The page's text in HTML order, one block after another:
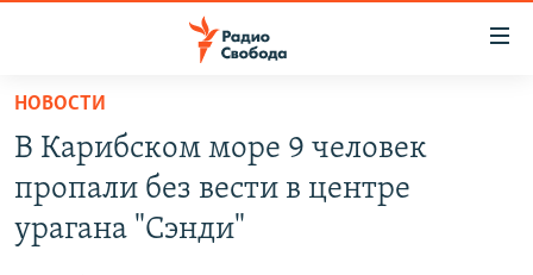
упрощенного
доступа
основному
ПРОГРАММЫ
ПОДКАСТЫ
АВТОРСКИЕ ПРОЕКТЫ
НОВОСТИ
В Карибском море 9 человек
пропали без вести в центре
урагана "Сэнди"